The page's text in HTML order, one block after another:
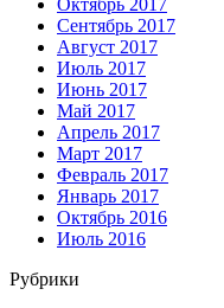
Октябрь 2017
Сентябрь 2017
Август 2017
Июль 2017
Июнь 2017
Май 2017
Апрель 2017
Март 2017
Февраль 2017
Январь 2017
Октябрь 2016
Июль 2016
Рубрики